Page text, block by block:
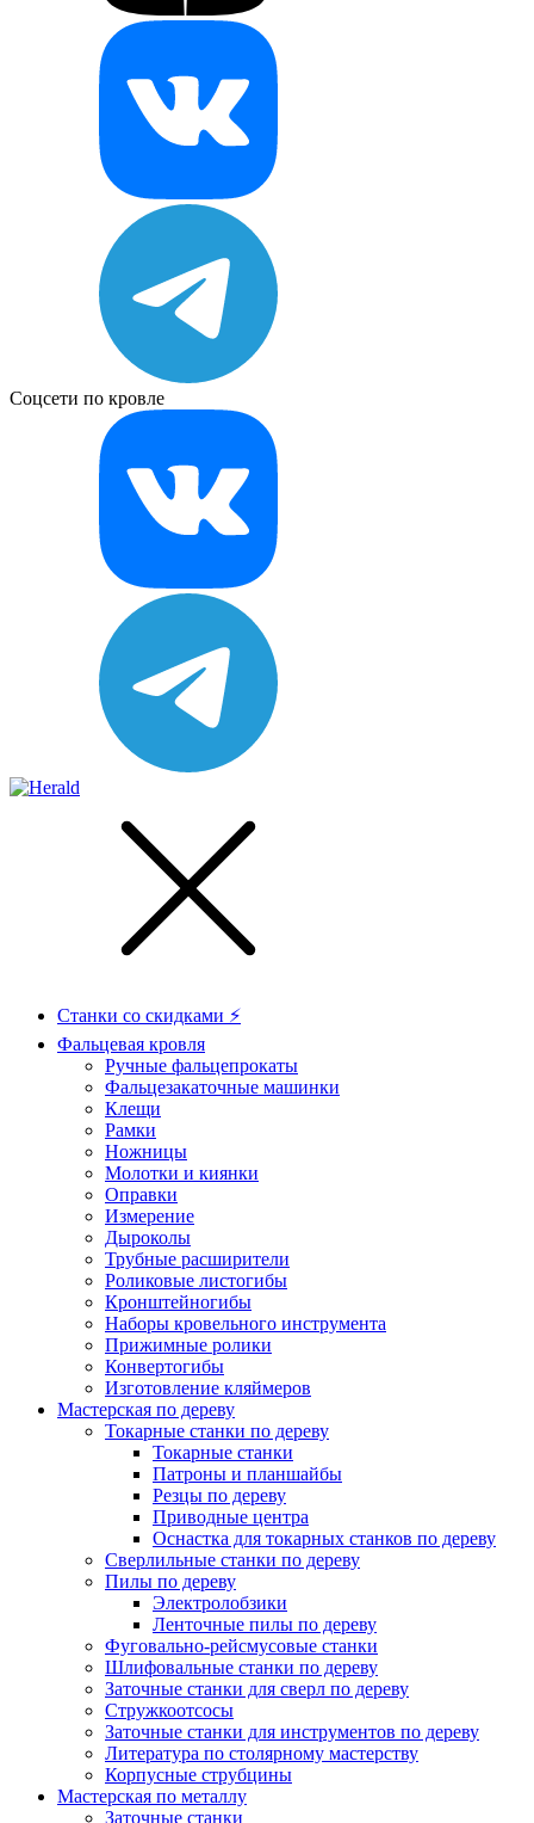
Соцсети по кровле
Станки со скидками ⚡
Фальцевая кровля
Ручные фальцепрокаты
Фальцезакаточные машинки
Клещи
Рамки
Ножницы
Молотки и киянки
Оправки
Измерение
Дыроколы
Трубные расширители
Роликовые листогибы
Кронштейногибы
Наборы кровельного инструмента
Прижимные ролики
Конвертогибы
Изготовление кляймеров
Мастерская по дереву
Токарные станки по дереву
Токарные станки
Патроны и планшайбы
Резцы по дереву
Приводные центра
Оснастка для токарных станков по дереву
Сверлильные станки по дереву
Пилы по дереву
Электролобзики
Ленточные пилы по дереву
Фуговально-рейсмусовые станки
Шлифовальные станки по дереву
Заточные станки для сверл по дереву
Стружкоотсосы
Заточные станки для инструментов по дереву
Литература по столярному мастерству
Корпусные струбцины
Мастерская по металлу
Заточные станки